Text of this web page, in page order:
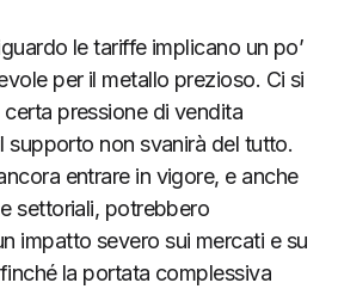
le tariffe implicano un po’
per il metallo prezioso. Ci si
pressione di vendita
supporto non svanirà del tutto.
entrare in vigore, e anche
settoriali, potrebbero
impatto severo sui mercati e su
la portata complessiva